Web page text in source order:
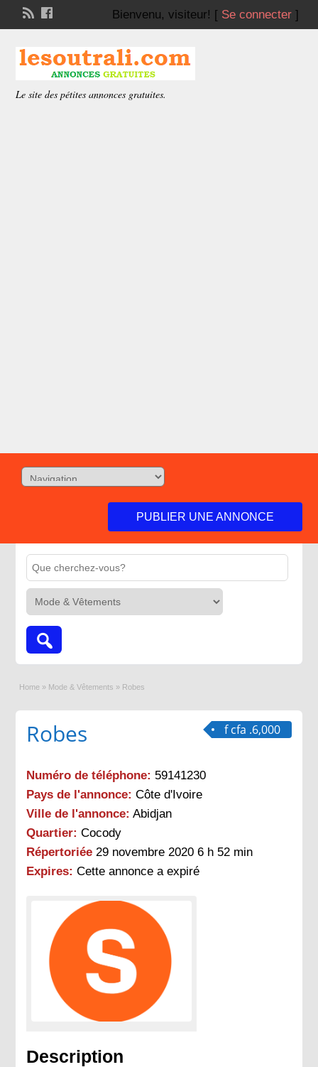
Bienvenu, visiteur! [ Se connecter]
Le site des pétites annonces gratuites.
PUBLIER UNE ANNONCE
Home » Mode & Vêtements » Robes
f cfa .6,000
Robes
Numéro de téléphone: 59141230
Pays de l'annonce: Côte d'Ivoire
Ville de l'annonce: Abidjan
Quartier: Cocody
Répertoriée 29 novembre 2020 6 h 52 min
Expires: Cette annonce a expiré
Description